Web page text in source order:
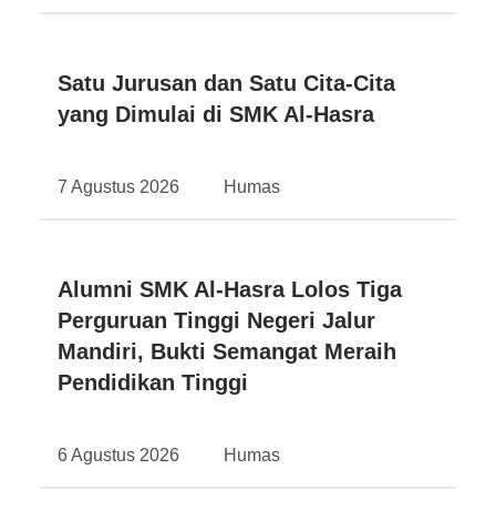
Satu Jurusan dan Satu Cita-Cita
yang Dimulai di SMK Al-Hasra
7 Agustus 2026 Humas
Alumni SMK Al-Hasra Lolos Tiga
Perguruan Tinggi Negeri Jalur
Mandiri, Bukti Semangat Meraih
Pendidikan Tinggi
6 Agustus 2026 Humas